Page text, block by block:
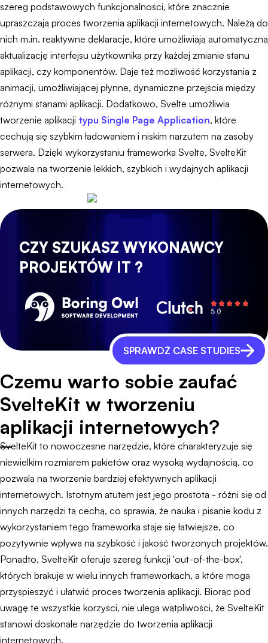
szereg podstawowych funkcjonalności, które znacznie
upraszczają proces tworzenia aplikacji internetowych. Należą do
nich m.in. reaktywne deklaracje, które umożliwiają automatyczną
aktualizację interfejsu użytkownika przy każdej zmianie stanu
aplikacji, czy komponentów. Daje też możliwość korzystania z
animacji, umożliwiającej płynne, dynamiczne przejścia między
różnymi stanami aplikacji. Dodatkowo, Svelte umożliwia
tworzenie aplikacji typu Single Page Application, które
cechują się szybkim ładowaniem i niskim narzutem na zasoby
serwera. Dzięki wykorzystaniu frameworka Svelte, SvelteKit
pozwala na tworzenie lekkich, szybkich i wydajnych aplikacji
internetowych.
CZY SZUKASZ WYKONAWCY
PROJEKTÓW IT ?
SPRAWDŹ CASE STUDIES
Czemu warto sobie zaufać
SvelteKit w tworzeniu
aplikacji internetowych?
SvelteKit to nowoczesne narzędzie, które charakteryzuje się
niewielkim rozmiarem pakietów oraz wysoką wydajnością, co
pozwala na tworzenie bardziej efektywnych aplikacji
internetowych. Istotnym atutem jest jego prostota - różni się od
innych narzędzi tą cechą, co sprawia, że nauka i pisanie kodu z
wykorzystaniem tego frameworka staje się łatwiejsze, co
pozytywnie wpływa na szybkość i jakość tworzonych projektów.
Ponadto, SvelteKit oferuje szereg funkcji 'out-of-the-box',
których brakuje w wielu innych frameworkach, a które mogą
przyspieszyć i ułatwić proces tworzenia aplikacji. Biorąc pod
uwagę te wszystkie korzyści, nie ulega wątpliwości, że SvelteKit
stanowi doskonałe narzędzie do tworzenia aplikacji
internetowych.